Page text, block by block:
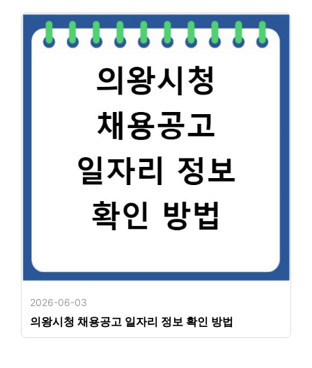
2026-06-03
의왕시청 채용공고 일자리 정보 확인 방법